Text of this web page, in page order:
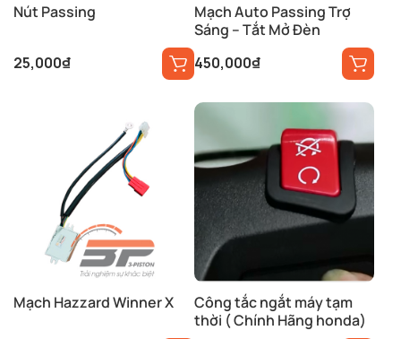
Nút Passing
25,000₫
Mạch Auto Passing Trợ
Sáng – Tắt Mở Đèn
450,000₫
Mạch Hazzard Winner X
Công tắc ngắt máy tạm
thời ( Chính Hãng honda)